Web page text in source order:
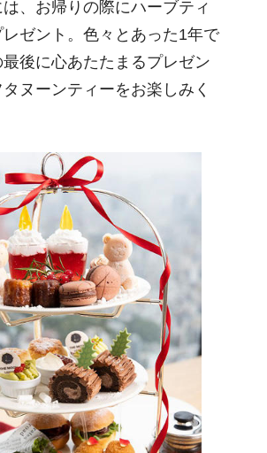
、お帰りの際にハーブティ
ゼント。色々とあった1年で
最後に心あたたまるプレゼン
タヌーンティーをお楽しみく